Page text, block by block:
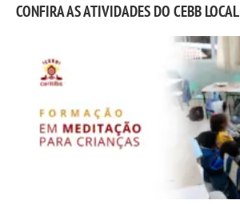
CONFIRA AS ATIVIDADES DO CEBB LOCAL